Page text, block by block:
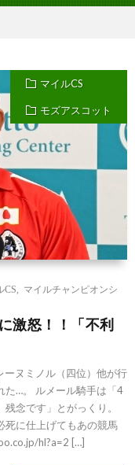
マイルCS
モズアスコット
CS
マイルチャンピオンシ
激怒！！「不利
ヌミノル（四位）他が行
た…。 ルメール騎手は「4
念です」とがっくり。
死に仕上げてもあの競馬
hl?a=2 […]